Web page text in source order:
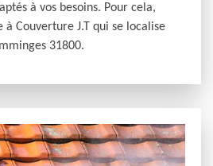
à vos besoins. Pour cela,
Couverture J.T qui se localise
31800.